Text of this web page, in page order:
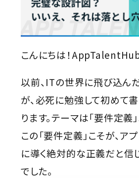
こんにちは！AppTalentHub
以前、ITの世界に飛び込ん
が、必死に勉強して初めて
ります。テーマは「要件定義
この「要件定義」こそが、ア
に導く絶対的な正義だと信
でした。